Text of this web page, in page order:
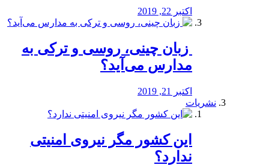
اکتبر 22, 2019
️ زبان چینی، روسی و ترکی به
مدارس می‌آید؟
اکتبر 21, 2019
نشریات
این کشور مگر نیروی امنیتی
ندارد؟